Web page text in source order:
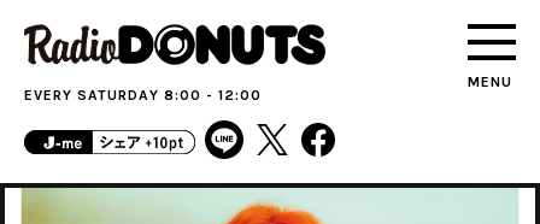
MENU
EVERY SATURDAY 8:00 - 12:00